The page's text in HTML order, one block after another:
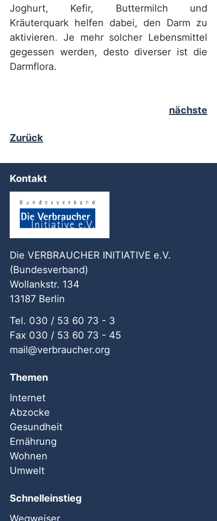
Joghurt, Kefir, Buttermilch und
Kräuterquark helfen dabei, den Darm zu
aktivieren. Je mehr solcher Lebensmittel
gegessen werden, desto diverser ist die
Darmflora.
nächste
Zurück
Kontakt
Die VERBRAUCHER INITIATIVE e.V.
(Bundesverband)
Wollankstr. 134
13187 Berlin
Tel. 030 / 53 60 73 - 3
Fax 030 / 53 60 73 - 45
mail
verbraucher org
Themen
Internet
Abzocke
Gesundheit
Ernährung
Wohnen
Umwelt
Schnelleinstieg
Wegweiser